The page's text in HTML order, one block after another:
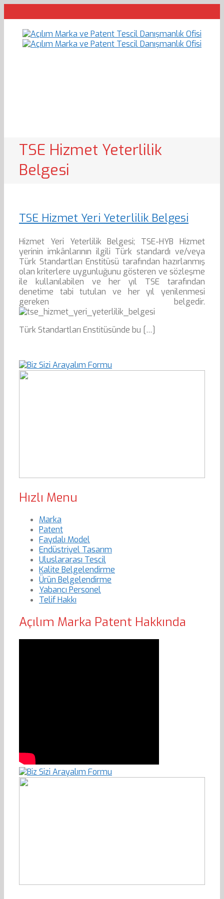
TSE Hizmet Yeterlilik
Belgesi
TSE Hizmet Yeri Yeterlilik Belgesi
Hizmet Yeri Yeterlilik Belgesi; TSE-HYB Hizmet
yerinin imkânlarının ilgili Türk standardı ve/veya
Türk Standartları Enstitüsü tarafından hazırlanmış
olan kriterlere uygunluğunu gösteren ve sözleşme
ile kullanılabilen ve her yıl TSE tarafından
denetime tabi tutulan ve her yıl yenilenmesi
gereken belgedir.
Türk Standartları Enstitüsünde bu […]
Hızlı Menu
Marka
Patent
Faydalı Model
Endüstriyel Tasarım
Uluslararası Tescil
Kalite Belgelendirme
Ürün Belgelendirme
Yabancı Personel
Telif Hakkı
Açılım Marka Patent Hakkında